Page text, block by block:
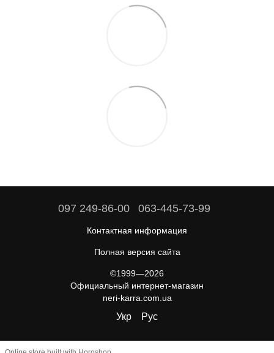
097 249-86-00 063-445-73-99
Контактная информация
Полная версия сайта
©1999—2026
Официальный интернет-магазин
neri-karra.com.ua
Укр Рус